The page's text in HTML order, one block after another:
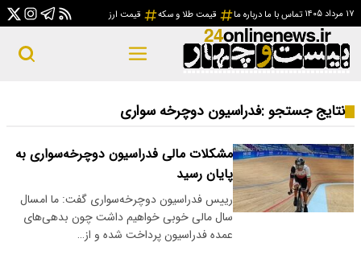
۱۷ مرداد ۱۴۰۵ تماس با ما درباره ما قیمت طلا و سکه قیمت ارز
نتایج جستجو :فدراسیون دوچرخه سواری
مشکلات مالی فدراسیون دوچرخه‌سواری به
پایان رسید
رییس فدراسیون دوچرخه‌سواری گفت: ما امسال
سال مالی خوبی خواهیم داشت چون بدهی‌های
عمده فدراسیون پرداخت شده و از…